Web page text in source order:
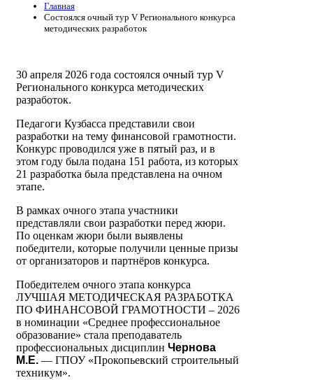
Главная
Состоялся очный тур V Регионального конкурса
методических разработок
30 апреля 2026 года состоялся очный тур V
Регионального конкурса методических
разработок.
Педагоги Кузбасса представили свои
разработки на тему финансовой грамотности.
Конкурс проводился уже в пятый раз, и в
этом году была подана 151 работа, из которых
21 разработка была представлена на очном
этапе.
В рамках очного этапа участники
представляли свои разработки перед жюри.
По оценкам жюри были выявлены
победители, которые получили ценные призы
от организаторов и партнёров конкурса.
Победителем очного этапа конкурса
ЛУЧШАЯ МЕТОДИЧЕСКАЯ РАЗРАБОТКА
ПО ФИНАНСОВОЙ ГРАМОТНОСТИ – 2026
в номинации «Среднее профессиональное
образование» стала преподаватель
профессиональных дисциплин Чернова
М.Е. — ГПОУ «Прокопьевский строительный
техникум».